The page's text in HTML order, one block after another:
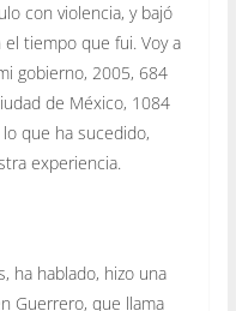
con violencia, y bajó
tiempo que fui. Voy a
gobierno, 2005, 684
de México, 1084
que ha sucedido,
experiencia.
ha hablado, hizo una
Guerrero, que llama